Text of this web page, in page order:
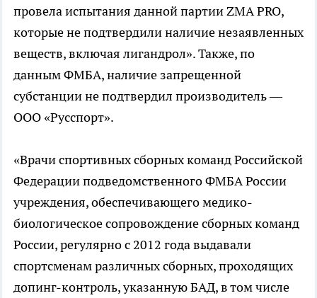
провела испытания данной партии ZMA PRO,
которые не подтвердили наличие незаявленных
веществ, включая лигандрол». Также, по
данным ФМБА, наличие запрещенной
субстанции не подтвердил производитель —
ООО «Русспорт».
«Врачи спортивных сборных команд Российской
Федерации подведомственного ФМБА России
учреждения, обеспечивающего медико-
биологическое сопровождение сборных команд
России, регулярно с 2012 года выдавали
спортсменам различных сборных, проходящих
допинг-контроль, указанную БАД, в том числе